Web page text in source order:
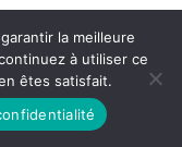
la meilleure
à utiliser ce
êtes satisfait.